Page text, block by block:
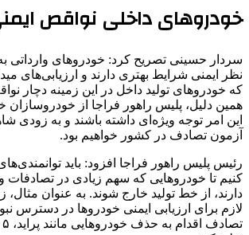
خودروهای داخلی نواقص
سردار حسینی تصریح کرد: خودروهای وارداتی
نظر ایمنی شرایط بهتری دارند و ارزیابی‌های
که خودروهای تولید داخل در این زمینه دچار
همین دلیل، پلیس راهور فراجا از خودروسازان
این امر توجه ویژه‌ای داشته باشند و به زودی
آزمون تصادف در کشور خواهیم بود.
رئیس پلیس راهور فراجا افزود: باید
کنیم تا خودروهایی که سهم زیادی در تصادفات
دارند، از خط تولید خارج شوند. به عنوان مثال،
لازم برای ارزیابی ایمنی خودروها در دسترس